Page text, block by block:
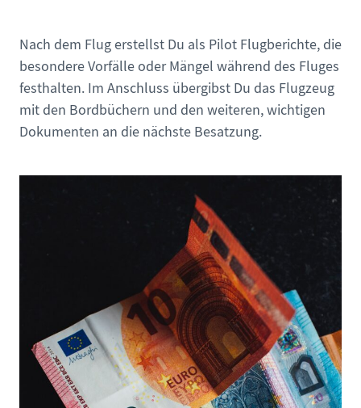
Nach dem Flug erstellst Du als Pilot Flugberichte, die
besondere Vorfälle oder Mängel während des Fluges
festhalten. Im Anschluss übergibst Du das Flugzeug
mit den Bordbüchern und den weiteren, wichtigen
Dokumenten an die nächste Besatzung.